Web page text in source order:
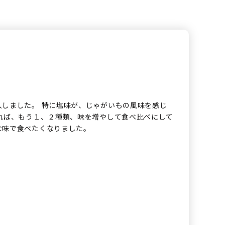
ました。 特に塩味が、じゃがいもの風味を感じ
、もう１、２種類、味を増やして食べ比べにして
で食べたくなりました。